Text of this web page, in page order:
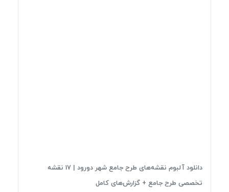
دانلود آلبوم نقشه‌های طرح جامع شهر دورود | 17 نقشه
تخصصی طرح جامع + گزارش‌های کامل